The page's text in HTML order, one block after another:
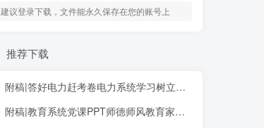
建议登录下载，文件能永久保存在您的账号上
推荐下载
附稿|答好电力赶考卷电力系统学习树立和践行正确政绩观学习教育主题党课ppt模板
附稿|教育系统党课PPT师德师风教育家精神课件下载